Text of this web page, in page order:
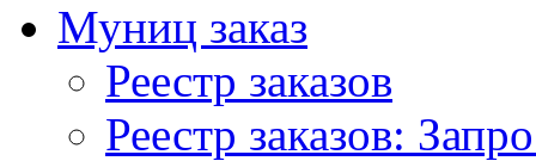
Муниц заказ
Реестр заказов
Реестр заказов: